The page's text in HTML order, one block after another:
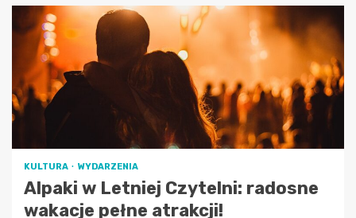
KULTURA WYDARZENIA
Alpaki w Letniej Czytelni: radosne
wakacje pełne atrakcji!